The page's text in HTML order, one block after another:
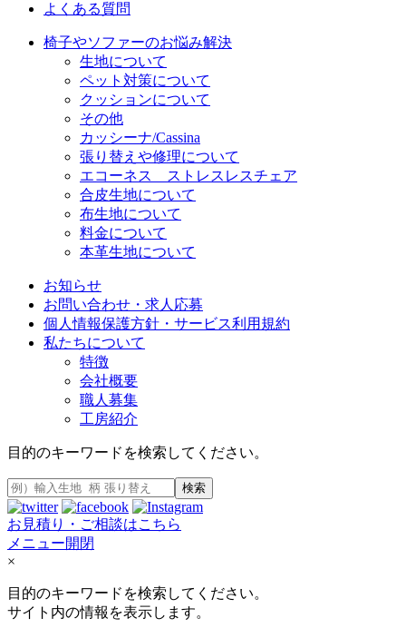
よくある質問
椅子やソファーのお悩み解決
生地について
ペット対策について
クッションについて
その他
カッシーナ/Cassina
張り替えや修理について
エコーネス ストレスレスチェア
合皮生地について
布生地について
料金について
本革生地について
お知らせ
お問い合わせ・求人応募
個人情報保護方針・サービス利用規約
私たちについて
特徴
会社概要
職人募集
工房紹介
目的のキーワードを検索してください。
検索
お見積り・ご相談はこちら
メニュー開閉
×
目的のキーワードを検索してください。
サイト内の情報を表示します。